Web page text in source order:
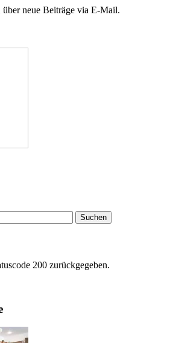
neue Beiträge via E-Mail.
200 zurückgegeben.